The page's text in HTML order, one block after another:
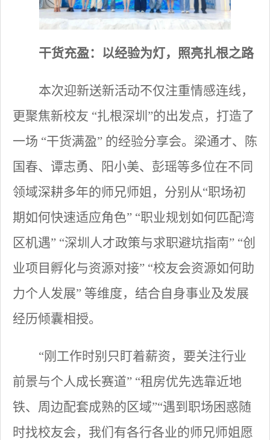
干货充盈：以经验为灯，照亮扎根之路
本次迎新送新活动不仅注重情感连线，
更聚焦新校友 “扎根深圳”的出发点，打造了
一场 “干货满盈” 的经验分享会。梁通才、陈
国春、谭志勇、阳小美、彭瑶等多位在不同
领域深耕多年的师兄师姐，分别从“职场初
期如何快速适应角色” “职业规划如何匹配湾
区机遇” “深圳人才政策与求职避坑指南” “创
业项目孵化与资源对接” “校友会资源如何助
力个人发展” 等维度，结合自身事业及发展
经历倾囊相授。
“刚工作时别只盯着薪资，要关注行业
前景与个人成长赛道” “租房优先选靠近地
铁、周边配套成熟的区域”“遇到职场困惑随
时找校友会，我们有各行各业的师兄师姐愿